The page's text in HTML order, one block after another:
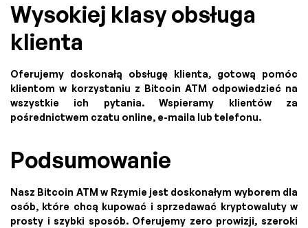
Wysokiej klasy obsługa
klienta
Oferujemy doskonałą obsługę klienta, gotową pomóc
klientom w korzystaniu z Bitcoin ATM odpowiedzieć na
wszystkie ich pytania. Wspieramy klientów za
pośrednictwem czatu online, e-maila lub telefonu.
Podsumowanie
Nasz Bitcoin ATM w Rzymie jest doskonałym wyborem dla
osób, które chcą kupować i sprzedawać kryptowaluty w
prosty i szybki sposób. Oferujemy zero prowizji, szeroki